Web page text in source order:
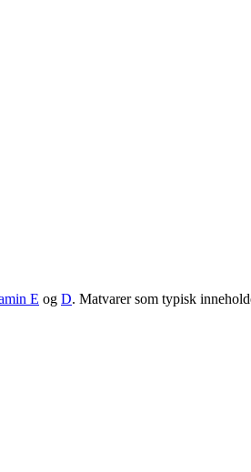
E og D. Matvarer som typisk